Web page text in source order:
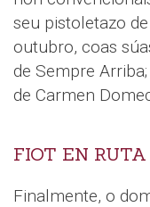
seu pistoletazo
outubro, coas
de Sempre Arriba;
de Carmen
FIOT EN RUTA
Finalmente, o